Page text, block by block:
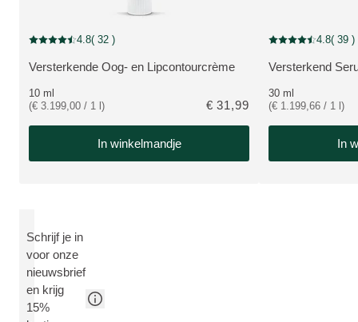
BEKIJK PRODUCT:
Versterkende Oog- en Lipcontourcrème
Beoordeling: 4.8 van 5 beoordeeld door 32 personen
4.8( 32 )
10 ml
(€ 3.199,00 / 1 l)
€ 31,99
In winkelmandje
BEKIJK
Versterkend
Beoordeling: 4.8
4.8( 39 )
30 ml
(€ 1.199,66 / 1 l)
In
Schrijf je in
voor onze
nieuwsbrief
en krijg
15%